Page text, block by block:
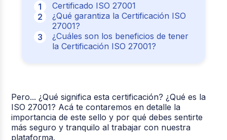
Certificado ISO 27001
¿Qué garantiza la Certificación ISO
27001?
¿Cuáles son los beneficios de tener
la Certificación ISO 27001?
Pero... ¿Qué significa esta certificación? ¿Qué es la
ISO 27001? Acá te contaremos en detalle la
importancia de este sello y por qué debes sentirte
más seguro y tranquilo al trabajar con nuestra
plataforma.